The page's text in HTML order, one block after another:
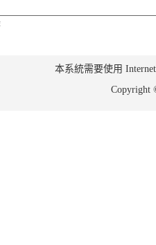
本系統需要使用
Copyright